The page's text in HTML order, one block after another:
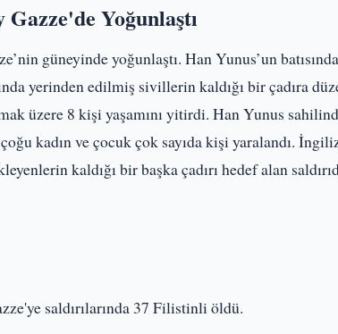
Gazze'de Yoğunlaştı
güneyinde yoğunlaştı. Han Yunus’un
yerinden edilmiş sivillerin kaldığı bir çadıra
üzere 8 kişi yaşamını yitirdi. Han Yunus
kadın ve çocuk çok sayıda kişi yaralandı.
kaldığı bir başka çadırı hedef alan
saldırılarında 37 Filistinli öldü.